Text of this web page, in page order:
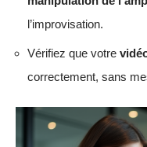
l’improvisation.
Vérifiez que votre
correctement, sans